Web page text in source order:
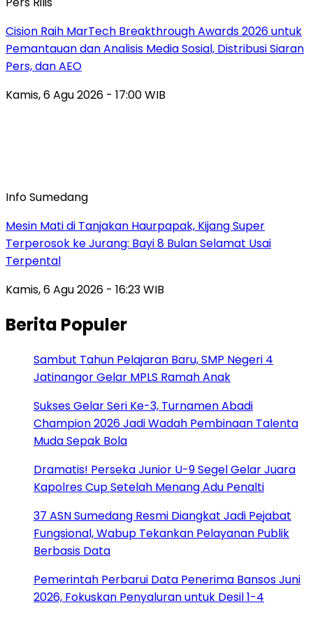
Cision Raih MarTech Breakthrough Awards 2026 untuk
Pemantauan dan Analisis Media Sosial, Distribusi Siaran
Pers, dan AEO
Kamis, 6 Agu 2026 - 17:00 WIB
Info Sumedang
Mesin Mati di Tanjakan Haurpapak, Kijang Super
Terperosok ke Jurang: Bayi 8 Bulan Selamat Usai
Terpental
Kamis, 6 Agu 2026 - 16:23 WIB
Berita Populer
Sambut Tahun Pelajaran Baru, SMP Negeri 4
Jatinangor Gelar MPLS Ramah Anak
Sukses Gelar Seri Ke-3, Turnamen Abadi
Champion 2026 Jadi Wadah Pembinaan Talenta
Muda Sepak Bola
Dramatis! Perseka Junior U-9 Segel Gelar Juara
Kapolres Cup Setelah Menang Adu Penalti
37 ASN Sumedang Resmi Diangkat Jadi Pejabat
Fungsional, Wabup Tekankan Pelayanan Publik
Berbasis Data
Pemerintah Perbarui Data Penerima Bansos Juni
2026, Fokuskan Penyaluran untuk Desil 1-4